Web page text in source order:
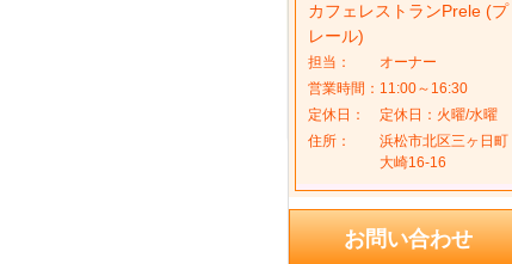
カフェレストランPrele (プ
レール)
担当：
オーナー
営業時間： 11:00～16:30
定休日：
定休日：火曜/水曜
住所：
浜松市北区三ヶ日町
大崎16-16
お問い合わせ